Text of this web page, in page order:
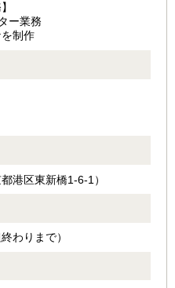
ー業務
制作
港区東新橋1-6-1）
わりまで）